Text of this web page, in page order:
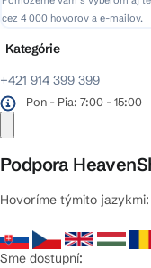
cez 4 000 hovorov a e-mailov.
+421 914 399 399
Pon - Pia: 7:00 - 15:00
Podpora
Hovoríme týmito jazykmi:
Sme dostupní:
Kategórie